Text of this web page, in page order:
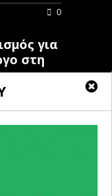
0
για
στη